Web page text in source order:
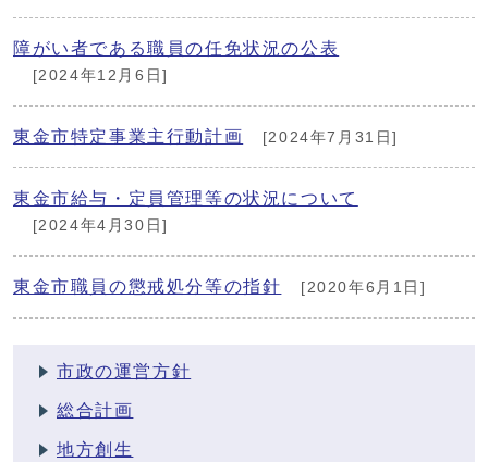
障がい者である職員の任免状況の公表
[2024年12月6日]
東金市特定事業主行動計画 [2024年7月31日]
東金市給与・定員管理等の状況について
[2024年4月30日]
東金市職員の懲戒処分等の指針 [2020年6月1日]
市政の運営方針
総合計画
地方創生